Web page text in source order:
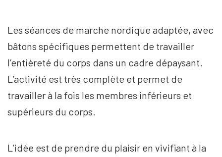
Les séances de marche nordique adaptée, avec
bâtons spécifiques permettent de travailler
l’entièreté du corps dans un cadre dépaysant.
L’activité est très complète et permet de
travailler à la fois les membres inférieurs et
supérieurs du corps.
L’idée est de prendre du plaisir en vivifiant à la
Nous soutenir